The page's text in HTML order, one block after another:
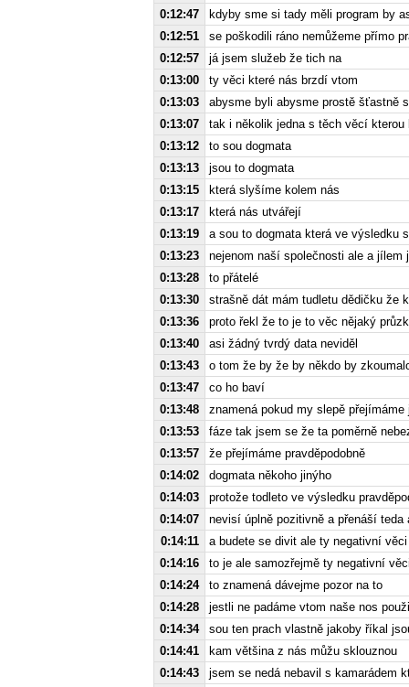
0:12:47
kdyby sme si tady měli program by
0:12:51
se poškodili ráno nemůžeme přímo
0:12:57
já jsem služeb že tich na
0:13:00
ty věci které nás brzdí vtom
0:13:03
abysme byli abysme prostě šťastně
0:13:07
tak i několik jedna s těch věcí
0:13:12
to sou dogmata
0:13:13
jsou to dogmata
0:13:15
která slyšíme kolem nás
0:13:17
která nás utvářejí
0:13:19
a sou to dogmata která ve výsledku
0:13:23
nejenom naší společnosti ale a jílem
0:13:28
to přátelé
0:13:30
strašně dát mám tudletu dědičku že
0:13:36
proto řekl že to je to věc nějaký
0:13:40
asi žádný tvrdý data neviděl
0:13:43
o tom že by že by někdo by
0:13:47
co ho baví
0:13:48
znamená pokud my slepě
0:13:53
fáze tak jsem se že ta poměrně
0:13:57
že přejímáme pravděpodobně
0:14:02
dogmata někoho jinýho
0:14:03
protože todleto ve výsledku
0:14:07
nevisí úplně pozitivně a přenáší teda
0:14:11
a budete se divit ale ty negativní
0:14:16
to je ale samozřejmě ty negativní
0:14:24
to znamená dávejme pozor na to
0:14:28
jestli ne padáme vtom naše nos
0:14:34
sou ten prach vlastně jakoby říkal
0:14:41
kam většina z nás můžu sklouznou
0:14:43
jsem se nedá nebavil s kamarádem